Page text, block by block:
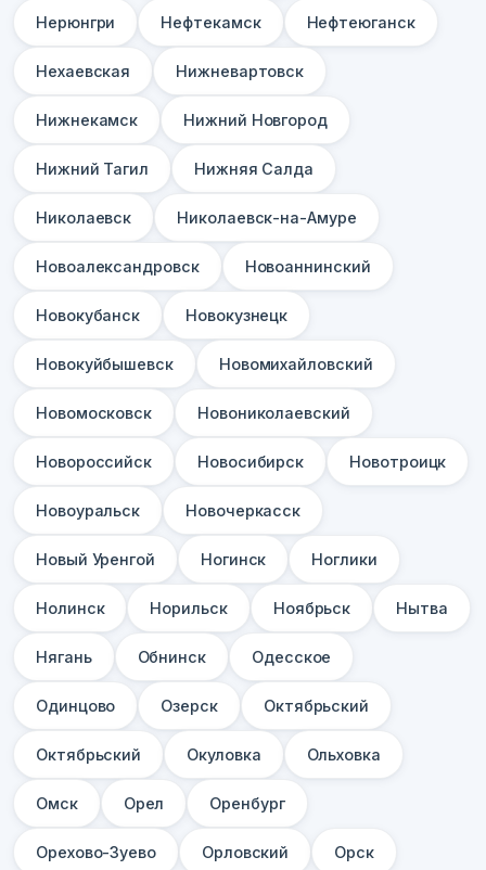
Нерюнгри Нефтекамск Нефтеюганск
Нехаевская Нижневартовск
Нижнекамск Нижний Новгород
Нижний Тагил Нижняя Салда
Николаевск Николаевск-на-Амуре
Новоалександровск Новоаннинский
Новокубанск Новокузнецк
Новокуйбышевск Новомихайловский
Новомосковск Новониколаевский
Новороссийск Новосибирск Новотроицк
Новоуральск Новочеркасск
Новый Уренгой Ногинск Ноглики
Нолинск Норильск Ноябрьск Нытва
Нягань Обнинск Одесское
Одинцово Озерск Октябрьский
Октябрьский Окуловка Ольховка
Омск Орел Оренбург
Орехово-Зуево Орловский Орск